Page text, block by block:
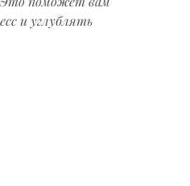
и углублять